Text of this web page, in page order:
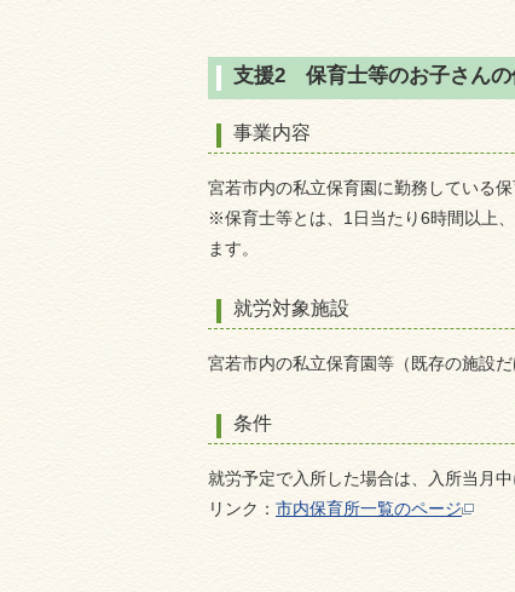
支援2 保育士等のお子さんの
事業内容
宮若市内の私立保育園に勤務している
※保育士等とは、1日当たり6時間以上
ます。
就労対象施設
宮若市内の私立保育園等（既存の施設
条件
就労予定で入所した場合は、入所当月
リンク： 市内保育所一覧のページ